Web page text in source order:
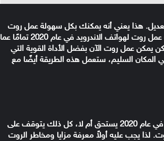
هذا يعني أنه يمكنك بكل سهولة عمل روت
لهواتف شاومي وتثبيت ريكفري معدل أو رومات معدله. يختلف عمل روت لهواتف الاندرويد في عام 2020 تمامًا عما
عمل روت الآن بفضل الأداة القوية التي
المكان السليم، ستعمل هذه الطريقة أيضًا مع
قد يخطر ببالك سؤال مفاده إذا ما كان عمل روت لهاتف اندرويد في عام 2020 يستحق أم لا، كل ذلك يتوقف على
لذا يجب عليه أولاً معرفة مزايا ومخاطر الروت